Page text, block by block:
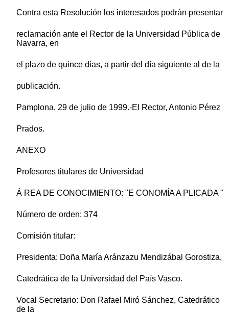
Contra esta Resolución los interesados podrán presentar
reclamación ante el Rector de la Universidad Pública de
Navarra, en
el plazo de quince días, a partir del día siguiente al de la
publicación.
Pamplona, 29 de julio de 1999.-El Rector, Antonio Pérez
Prados.
ANEXO
Profesores titulares de Universidad
Á REA DE CONOCIMIENTO: "E CONOMÍA A PLICADA "
Número de orden: 374
Comisión titular:
Presidenta: Doña María Aránzazu Mendizábal Gorostiza,
Catedrática de la Universidad del País Vasco.
Vocal Secretario: Don Rafael Miró Sánchez, Catedrático
de la